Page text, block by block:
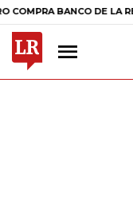
BANCO DE LA